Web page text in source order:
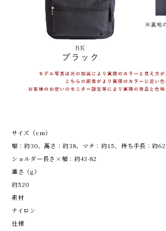
サイズ（cm）
幅：約30、高さ：約38、マチ：約15、持ち手長：約62
ショルダー長さ×幅：約43-82
重さ（g）
約520
素材
ナイロン
仕様